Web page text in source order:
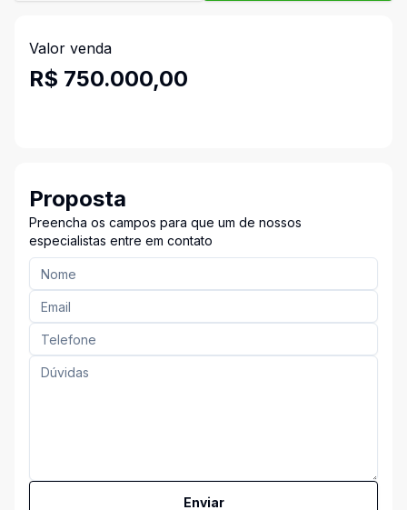
Valor venda
R$ 750.000,00
Proposta
Preencha os campos para que um de nossos
especialistas entre em contato
Enviar